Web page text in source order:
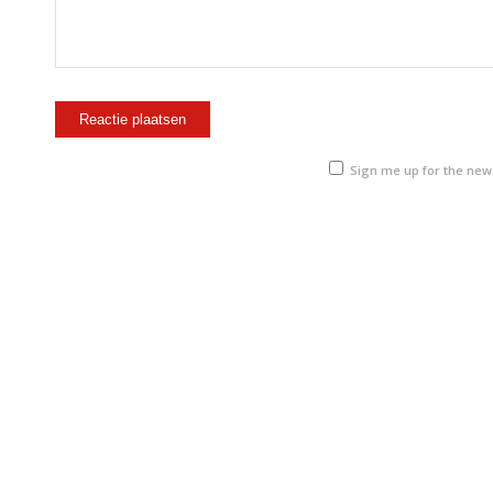
Sign me up for the